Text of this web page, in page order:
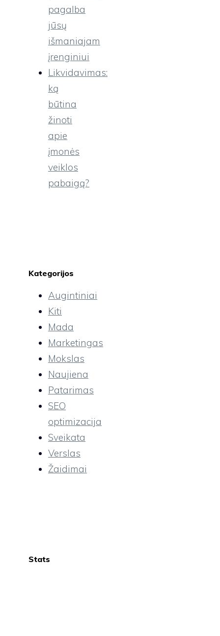
pagalba
jūsų
išmaniajam
įrenginiui
Likvidavimas:
ką
būtina
žinoti
apie
įmonės
veiklos
pabaigą?
Kategorijos
Augintiniai
Kiti
Mada
Marketingas
Mokslas
Naujiena
Patarimas
SEO
optimizacija
Sveikata
Verslas
Žaidimai
Stats